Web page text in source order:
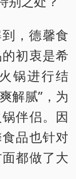
，德馨食
初衷是希
锅进行结
解腻”，为
伴侣。因
品也针对
都做了大